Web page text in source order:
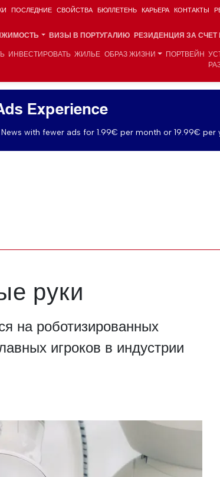
ПОСЛЕДНИЕ СВОЙСТВА БЮЛЛЕТЕНЬ КАРЬЕРА КОНТАКТЫ
ВИЗЫ В ПОРТУГАЛИЮ РЕЗИДЕНЦИЯ ЗА
ИНВЕСТИРОВАТЬ ЖИЛЬЕ ОБРАЗ ЖИЗНИ ПОРТВЕЙН
Experience
with fewer ads for 1.99€ per month or 19.99€ per
руки
на роботизированных
игроков в индустрии